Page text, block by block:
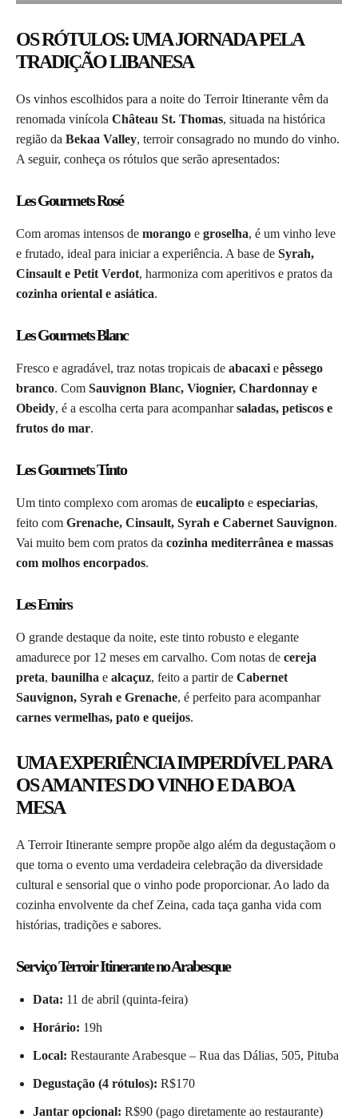
OS RÓTULOS: UMA JORNADA PELA
TRADIÇÃO LIBANESA
Os vinhos escolhidos para a noite do Terroir Itinerante vêm da
renomada vinícola Château St. Thomas, situada na histórica
região da Bekaa Valley, terroir consagrado no mundo do vinho.
A seguir, conheça os rótulos que serão apresentados:
Les Gourmets Rosé
Com aromas intensos de morango e groselha, é um vinho leve
e frutado, ideal para iniciar a experiência. A base de Syrah,
Cinsault e Petit Verdot, harmoniza com aperitivos e pratos da
cozinha oriental e asiática.
Les Gourmets Blanc
Fresco e agradável, traz notas tropicais de abacaxi e pêssego
branco. Com Sauvignon Blanc, Viognier, Chardonnay e
Obeidy, é a escolha certa para acompanharsaladas, petiscos e
frutos do mar.
Les Gourmets Tinto
Um tinto complexo com aromas de eucalipto e especiarias,
feito com Grenache, Cinsault, Syrah e Cabernet Sauvignon.
Vai muito bem com pratos da cozinha mediterrânea e massas
com molhos encorpados.
Les Emirs
O grande destaque da noite, este tinto robusto e elegante
amadurece por 12 meses em carvalho. Com notas de cereja
preta, baunilha e alcaçuz, feito a partir de Cabernet
Sauvignon, Syrah e Grenache, é perfeito para acompanhar
carnes vermelhas, pato e queijos.
UMA EXPERIÊNCIA IMPERDÍVEL PARA
OS AMANTES DO VINHO E DA BOA
MESA
A Terroir Itinerante sempre propõe algo além da degustaçãom o
que torna o evento uma verdadeira celebração da diversidade
cultural e sensorial que o vinho pode proporcionar. Ao lado da
cozinha envolvente da chef Zeina, cada taça ganha vida com
histórias, tradições e sabores.
Serviço Terroir Itinerante no Arabesque
Data: 11 de abril (quinta-feira)
Horário: 19h
Local: Restaurante Arabesque – Rua das Dálias, 505, Pituba
Degustação (4 rótulos): R$170
Jantar opcional: R$90 (pago diretamente ao restaurante)